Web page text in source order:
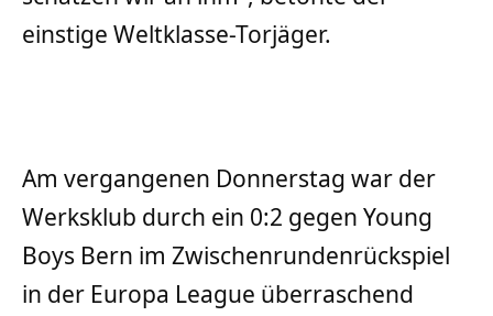
einstige Weltklasse-Torjäger.
Am vergangenen Donnerstag war der
Werksklub durch ein 0:2 gegen Young
Boys Bern im Zwischenrundenrückspiel
in der Europa League überraschend